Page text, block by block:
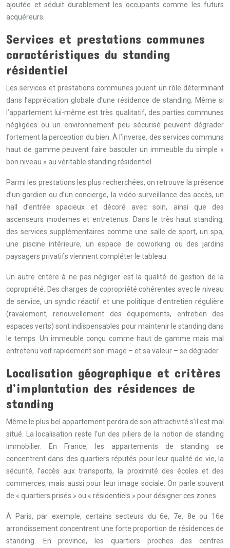
ajoutée et séduit durablement les occupants comme les futurs
acquéreurs.
Services et prestations communes
caractéristiques du standing
résidentiel
Les services et prestations communes jouent un rôle déterminant
dans l’appréciation globale d’une résidence de standing. Même si
l’appartement lui-même est très qualitatif, des parties communes
négligées ou un environnement peu sécurisé peuvent dégrader
fortement la perception du bien. À l’inverse, des services communs
haut de gamme peuvent faire basculer un immeuble du simple «
bon niveau » au véritable standing résidentiel.
Parmi les prestations les plus recherchées, on retrouve la présence
d’un gardien ou d’un concierge, la vidéo-surveillance des accès, un
hall d’entrée spacieux et décoré avec soin, ainsi que des
ascenseurs modernes et entretenus. Dans le très haut standing,
des services supplémentaires comme une salle de sport, un spa,
une piscine intérieure, un espace de coworking ou des jardins
paysagers privatifs viennent compléter le tableau.
Un autre critère à ne pas négliger est la qualité de gestion de la
copropriété. Des charges de copropriété cohérentes avec le niveau
de service, un syndic réactif et une politique d’entretien régulière
(ravalement, renouvellement des équipements, entretien des
espaces verts) sont indispensables pour maintenir le standing dans
le temps. Un immeuble conçu comme haut de gamme mais mal
entretenu voit rapidement son image – et sa valeur – se dégrader.
Localisation géographique et critères
d’implantation des résidences de
standing
Même le plus bel appartement perdra de son attractivité s’il est mal
situé. La localisation reste l’un des piliers de la notion de standing
immobilier. En France, les appartements de standing se
concentrent dans des quartiers réputés pour leur qualité de vie, la
sécurité, l’accès aux transports, la proximité des écoles et des
commerces, mais aussi pour leur image sociale. On parle souvent
de « quartiers prisés » ou « résidentiels » pour désigner ces zones.
À Paris, par exemple, certains secteurs du 6e, 7e, 8e ou 16e
arrondissement concentrent une forte proportion de résidences de
standing. En province, les quartiers proches des centres